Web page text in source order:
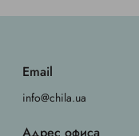
Email
info@chila.ua